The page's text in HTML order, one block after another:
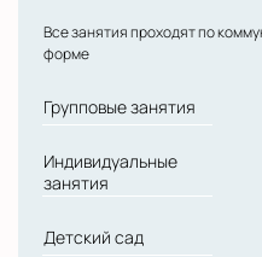
Все занятия проходят по
форме
Групповые занятия
Индивидуальные
занятия
Детский сад